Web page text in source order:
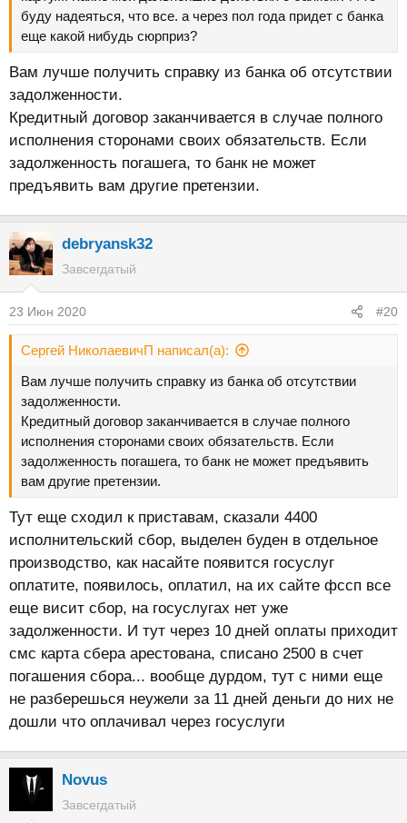
буду надеяться, что все. а через пол года придет с банка
еще какой нибудь сюрприз?
Вам лучше получить справку из банка об отсутствии
задолженности.
Кредитный договор заканчивается в случае полного
исполнения сторонами своих обязательств. Если
задолженность погашега, то банк не может
предъявить вам другие претензии.
debryansk32
Завсегдатый
23 Июн 2020 #20
Сергей НиколаевичП написал(а):
Вам лучше получить справку из банка об отсутствии
задолженности.
Кредитный договор заканчивается в случае полного
исполнения сторонами своих обязательств. Если
задолженность погашега, то банк не может предъявить
вам другие претензии.
Тут еще сходил к приставам, сказали 4400
исполнительский сбор, выделен буден в отдельное
производство, как насайте появится госуслуг
оплатите, появилось, оплатил, на их сайте фссп все
еще висит сбор, на госуслугах нет уже
задолженности. И тут через 10 дней оплаты приходит
смс карта сбера арестована, списано 2500 в счет
погашения сбора... вообще дурдом, тут с ними еще
не разберешься неужели за 11 дней деньги до них не
дошли что оплачивал через госуслуги
Novus
Завсегдатый